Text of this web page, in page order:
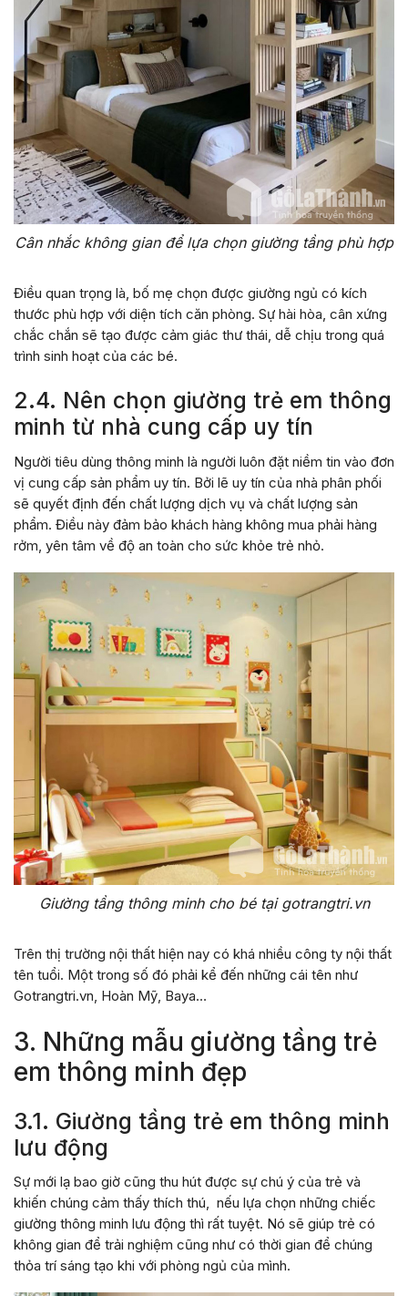
Cân nhắc không gian để lựa chọn giường tầng phù hợp
Điều quan trọng là, bố mẹ chọn được giường ngủ có kích
thước phù hợp với diện tích căn phòng. Sự hài hòa, cân xứng
chắc chắn sẽ tạo được cảm giác thư thái, dễ chịu trong quá
trình sinh hoạt của các bé.
2.4. Nên chọn giường trẻ em thông
minh từ nhà cung cấp uy tín
Người tiêu dùng thông minh là người luôn đặt niềm tin vào đơn
vị cung cấp sản phẩm uy tín. Bởi lẽ uy tín của nhà phân phối
sẽ quyết định đến chất lượng dịch vụ và chất lượng sản
phẩm. Điều này đảm bảo khách hàng không mua phải hàng
rởm, yên tâm về độ an toàn cho sức khỏe trẻ nhỏ.
Giường tầng thông minh cho bé tại gotrangtri.vn
Trên thị trường nội thất hiện nay có khá nhiều công ty nội thất
tên tuổi. Một trong số đó phải kể đến những cái tên như
Gotrangtri.vn, Hoàn Mỹ, Baya…
3. Những mẫu giường tầng trẻ
em thông minh đẹp
3.1. Giường tầng trẻ em thông minh
lưu động
Sự mới lạ bao giờ cũng thu hút được sự chú ý của trẻ và
khiến chúng cảm thấy thích thú, nếu lựa chọn những chiếc
giường thông minh lưu động thì rất tuyệt. Nó sẽ giúp trẻ có
không gian để trải nghiệm cũng như có thời gian để chúng
thỏa trí sáng tạo khi với phòng ngủ của mình.